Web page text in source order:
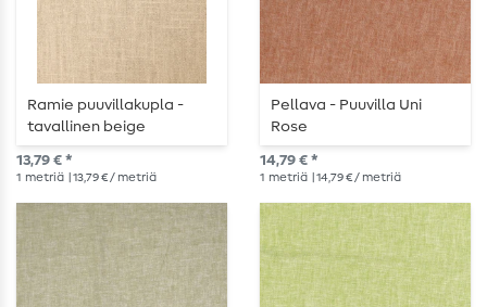
Ramie puuvillakupla -
tavallinen beige
13,79 € *
1 metriä | 13,79 € / metriä
Pellava - Puuvilla Uni
Rose
14,79 € *
1 metriä | 14,79 € / metriä